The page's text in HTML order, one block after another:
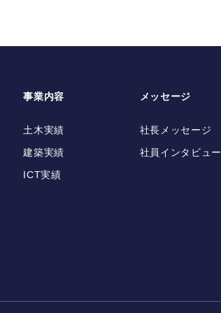
事業内容
土木実績
建築実績
ICT実績
メッセージ
社長メッセージ
社員インタビュー